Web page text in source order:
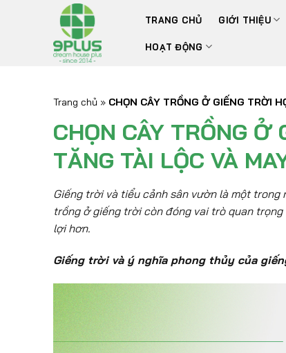
TRANG CHỦ GIỚI THIỆU
HOẠT ĐỘNG
Trang chủ » CHỌN CÂY TRỒNG Ở GIẾNG TRỜI
CHỌN CÂY TRỒNG Ở
TĂNG TÀI LỘC VÀ
Giếng trời và tiểu cảnh sân vườn là một
trồng ở giếng trời còn đóng vai trò quan
lợi hơn.
Giếng trời và ý nghĩa phong thủy của